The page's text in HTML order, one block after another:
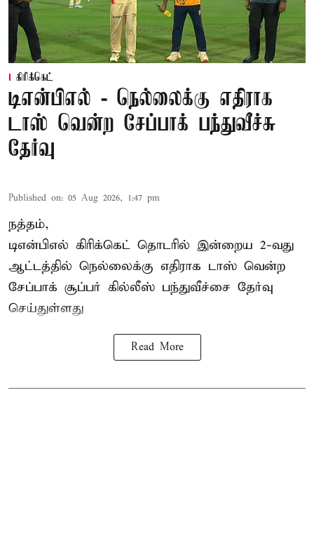
கிரிக்கெட்
டிஎன்பிஎல் - நெல்லைக்கு எதிராக
டாஸ் வென்ற சேப்பாக் பந்துவீச்சு
தேர்வு
Published on: 05 Aug 2026, 1:47 pm
நத்தம்,
டிஎன்பிஎல் கிரிக்கெட் தொடரில் இன்றைய 2-வது
ஆட்டத்தில் நெல்லைக்கு எதிராக டாஸ் வென்ற
சேப்பாக் சூப்பர் கில்லீஸ் பந்துவீச்சை தேர்வு
செய்துள்ளது
Read More